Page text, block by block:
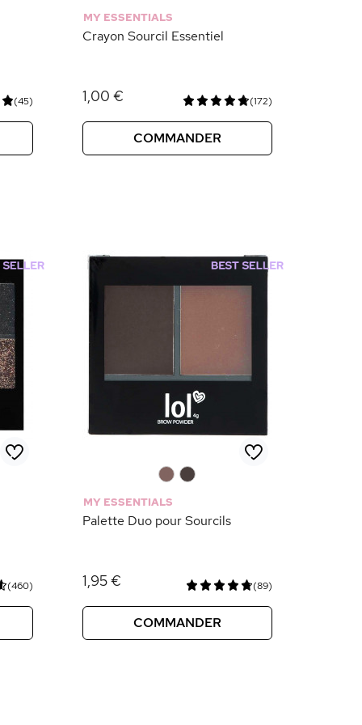
(45)
MY ESSENTIALS
Crayon Sourcil Essentiel
1,00 € (172)
COMMANDER
(460)
MY ESSENTIALS
Palette Duo pour Sourcils
1,95 € (89)
COMMANDER